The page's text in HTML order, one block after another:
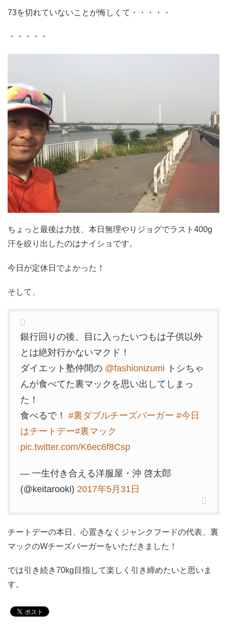
73を切れていないことが悔しくて・・・・・
・・・・・
ちょっと最後は力技、本日無理やりジョグでラスト400g
汗を絞り出したのはナイショです。
今日が定休日でよかった！
そして、
銀行回りの後、目に入ったいつもは子供以外
とは絶対行かないマクド！
ダイエット塾仲間の @fashionizumi トシちゃ
んが食べてた裏マックを思い出してしまっ
た！
食べるで！ #裏ダブルチーズバーガー #今日
はチートデー#裏マック
pic.twitter.com/K6ec6f8Csp
— 一生付き合える洋服屋・沖 啓太郎
(@keitarooki) 2017年5月31日
チートデーの本日、心置きなくジャンクフードの代表、裏
マックのWチーズバーガーをいただきました！
では引き続き70kg目指して楽しく引き締めたいと思いま
す。